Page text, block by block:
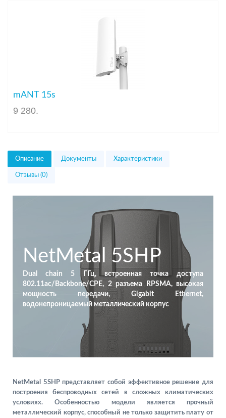
mANT 15s
9 280.
Описание Документы Характеристики
Отзывы (0)
NetMetal 5SHP
Dual chain 5 ГГц, встроенная точка доступа
802.11ac/Backbone/CPE, 2 разъема RPSMA, высокая
мощность передачи, Gigabit Ethernet,
водонепроницаемый металлический корпус
NetMetal 5SHP представляет собой эффективное решение для
построения беспроводных сетей в сложных климатических
условиях. Особенностью модели является прочный
металлический корпус, способный не только защитить плату от